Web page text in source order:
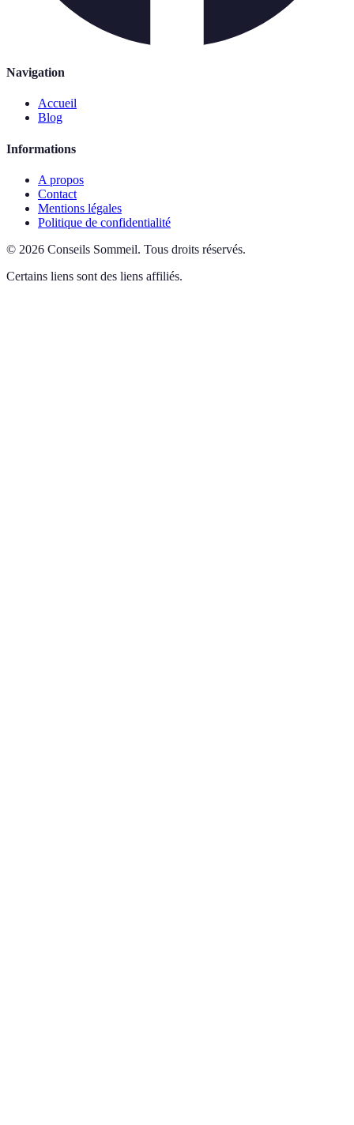
Navigation
Accueil
Blog
Informations
A propos
Contact
Mentions légales
Politique de confidentialité
© 2026 Conseils Sommeil. Tous droits réservés.
Certains liens sont des liens affiliés.